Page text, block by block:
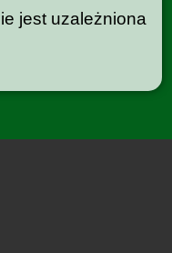
jest uzależniona